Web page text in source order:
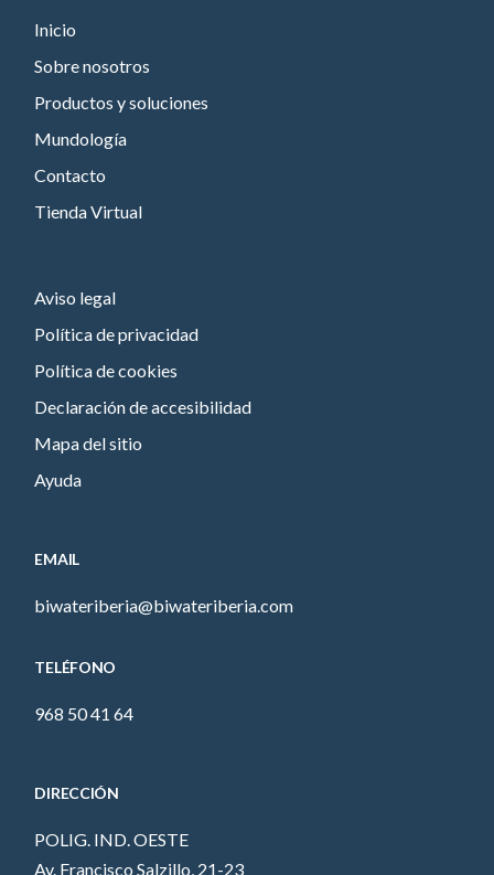
Inicio
Sobre nosotros
Productos y soluciones
Mundología
Contacto
Tienda Virtual
Aviso legal
Política de privacidad
Política de cookies
Declaración de accesibilidad
Mapa del sitio
Ayuda
EMAIL
biwateriberia@biwateriberia.com
TELÉFONO
968 50 41 64
DIRECCIÓN
POLIG. IND. OESTE
Av. Francisco Salzillo, 21-23